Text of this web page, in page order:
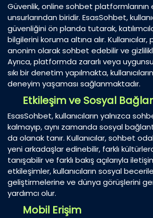
Güvenlik, online sohbet platformlarının
unsurlarından biridir. EsasSohbet,
güvenliğini ön planda tutarak,
bilgilerini koruma altına alır.
anonim olarak sohbet edebilir ve
Ayrıca, platformda zararlı veya
sıkı bir denetim yapılmakta,
deneyim yaşaması sağlanmaktadır.
Etkileşim ve Sosyal
EsasSohbet, kullanıcıların yalnızca
kalmayıp, aynı zamanda sosyal
da olanak tanır. Kullanıcılar, sohbet
yeni arkadaşlar edinebilir, farklı
tanışabilir ve farklı bakış açılarıyla
etkileşimler, kullanıcıların sosyal
geliştirmelerine ve dünya görüşlerini
yardımcı olur.
Mobil Erişim